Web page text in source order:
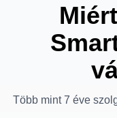
Több mint 7 éve